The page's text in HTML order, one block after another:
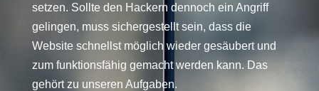
setzen. Sollte den Hackern dennoch ein Angriff
gelingen, muss sichergestellt sein, dass die
Website schnellst möglich wieder gesäubert und
zum funktionsfähig gemacht werden kann. Das
gehört zu unseren Aufgaben.